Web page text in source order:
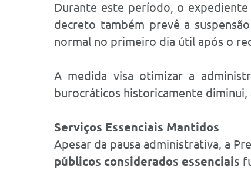
Durante este período, o
decreto também prevê a
normal no primeiro dia útil após o
A medida visa otimizar a
burocráticos historicamente
Serviços Essenciais Mantidos
Apesar da pausa administrativa, a
públicos considerados essenciais